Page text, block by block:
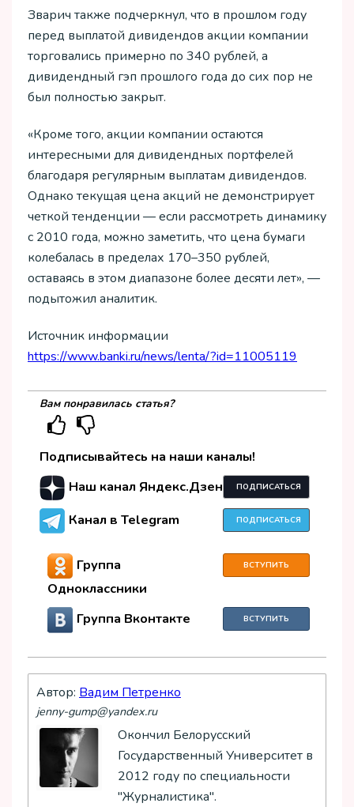
Зварич также подчеркнул, что в прошлом году
перед выплатой дивидендов акции компании
торговались примерно по 340 рублей, а
дивидендный гэп прошлого года до сих пор не
был полностью закрыт.
«Кроме того, акции компании остаются
интересными для дивидендных портфелей
благодаря регулярным выплатам дивидендов.
Однако текущая цена акций не демонстрирует
четкой тенденции — если рассмотреть динамику
с 2010 года, можно заметить, что цена бумаги
колебалась в пределах 170–350 рублей,
оставаясь в этом диапазоне более десяти лет», —
подытожил аналитик.
Источник информации
https://www.banki.ru/news/lenta/?id=11005119
Вам понравилась статья?
Подписывайтесь на наши каналы!
Наш канал Яндекс.Дзен
ПОДПИСАТЬСЯ
Канал в Telegram ПОДПИСАТЬСЯ
Группа
Одноклассники
ВСТУПИТЬ
Группа Вконтакте ВСТУПИТЬ
Автор: Вадим Петренко
jenny-gump@yandex.ru
Окончил Белорусский
Государственный Университет в
2012 году по специальности
"Журналистика".